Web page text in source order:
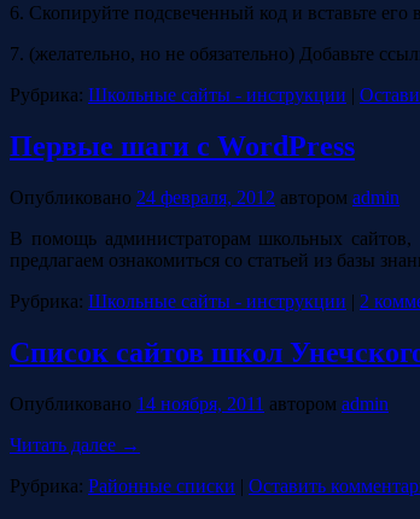
6. Скопируйте подсвеченный код и вставьте
7. (желательно, но не обязательно) Добавьте
Рубрика: Школьные сайты - инструкции |
Первые шаги с WordPress
Опубликовано 24 февраля, 2012 автором admin
В помощь администраторам школьных сайтов,
предлагаем ознакомиться со статьей из базы
Рубрика: Школьные сайты - инструкции | 2
Список сайтов школ
Опубликовано 14 ноября, 2011 автором admin
Читать далее →
Рубрика: Районные списки | Оставить